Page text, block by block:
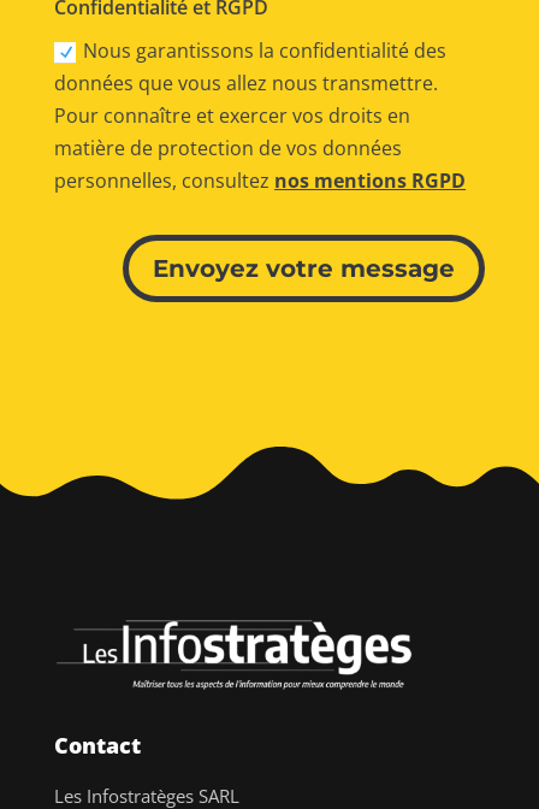
Confidentialité et RGPD
Nous garantissons la confidentialité des
données que vous allez nous transmettre.
Pour connaître et exercer vos droits en
matière de protection de vos données
personnelles, consultez nos mentions RGPD
Envoyez votre message
Alternative:
Contact
Les Infostratèges SARL